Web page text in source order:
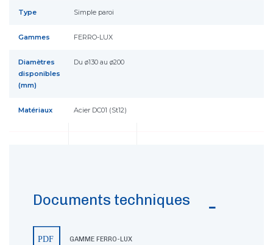
Type Simple paroi
Gammes FERRO-LUX
Diamètres
disponibles
(mm)
Du ø130 au ø200
Matériaux Acier DC01 (St12)
Documents techniques
GAMME FERRO-LUX